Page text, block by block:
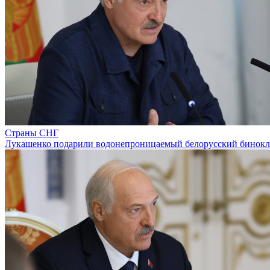
Страны СНГ
Лукашенко подарили водонепроницаемый белорусский